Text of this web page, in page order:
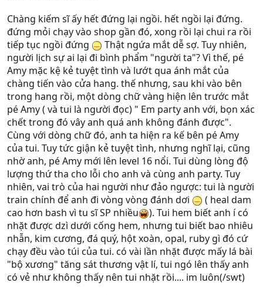
Chàng kiếm sĩ ấy hết đứng lại ngồi. hết ngồi lại đứng.
đứng mỏi chạy vào shop gần đó, xong rồi lại chui ra rồi
tiếp tục ngồi đứng
Thật ngứa mắt dễ sợ. Tuy nhiên,
người lịch sự ai lại đi bình phẩm "người ta"? Vì thế, pé
Amy mặc kệ kẻ tuyệt tình và lướt qua ánh mắt của
chàng tiến vào cửa hang. thế nhưng, sau khi vào bên
trong hang rồi, một dòng chữ vàng hiện lên trước mắt
pé Amy ( và tui là người đọc) " Em party anh với, bọn xác
chết trong đó vây anh quá anh không đánh được".
Cùng với dòng chữ đó, anh ta hiện ra kế bên pé Amy
của tui. Tuy tức giận kẻ tuyệt tình, nhưng nghĩ lại, cũng
nhờ anh, pé Amy mới lên level 16 nổi. Tui dùng lòng độ
lượng thứ tha cho lỗi cho anh và cùng anh party. Tuy
nhiên, vai trò của hai người như đảo ngược: tui là người
train chính để anh đi vòng vòng đánh dơi
( heal dam
cao hơn bash vì tu sĩ SP nhiều
). Tui hem biết anh í có
nhặt được dzì dưới cống hem, nhưng tui biết bao nhiêu
nhẫn, kim cương, đá quý, hột xoàn, opal, ruby gì đó cứ
chạy đều vào túi của tui. có vài lần nhặt được mấy lá bài
"bộ xương" tăng sát thương vật lí, tui ngó lên thấy anh
có vẻ như không thấy nên tui nhặt rồi.... im luôn(/swt)